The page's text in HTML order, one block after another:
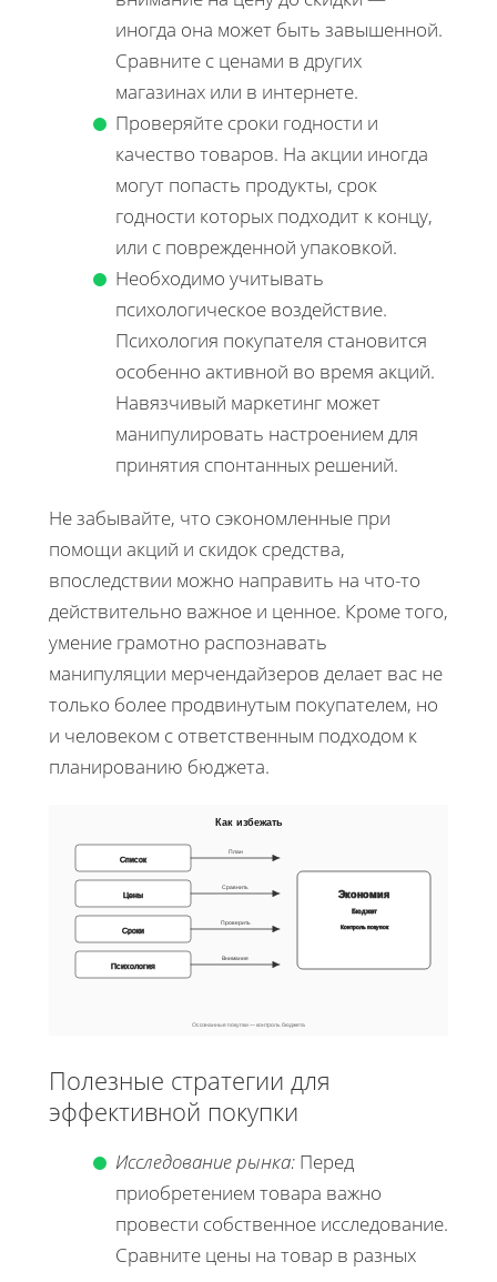
иногда она может быть завышенной.
Сравните с ценами в других
магазинах или в интернете.
Проверяйте сроки годности и
качество товаров. На акции иногда
могут попасть продукты, срок
годности которых подходит к концу,
или с поврежденной упаковкой.
Необходимо учитывать
психологическое воздействие.
Психология покупателя становится
особенно активной во время акций.
Навязчивый маркетинг может
манипулировать настроением для
принятия спонтанных решений.
Не забывайте, что сэкономленные при
помощи акций и скидок средства,
впоследствии можно направить на что-то
действительно важное и ценное. Кроме того,
умение грамотно распознавать
манипуляции мерчендайзеров делает вас не
только более продвинутым покупателем, но
и человеком с ответственным подходом к
планированию бюджета.
Как избежать
Список
Цены
Сроки
Психология
Экономия
Бюджет
Контроль покупок
План
Сравнить
Проверить
Внимание
Осознанные покупки — контроль бюджета
Полезные стратегии для
эффективной покупки
Исследование рынка: Перед
приобретением товара важно
провести собственное исследование.
Сравните цены на товар в разных